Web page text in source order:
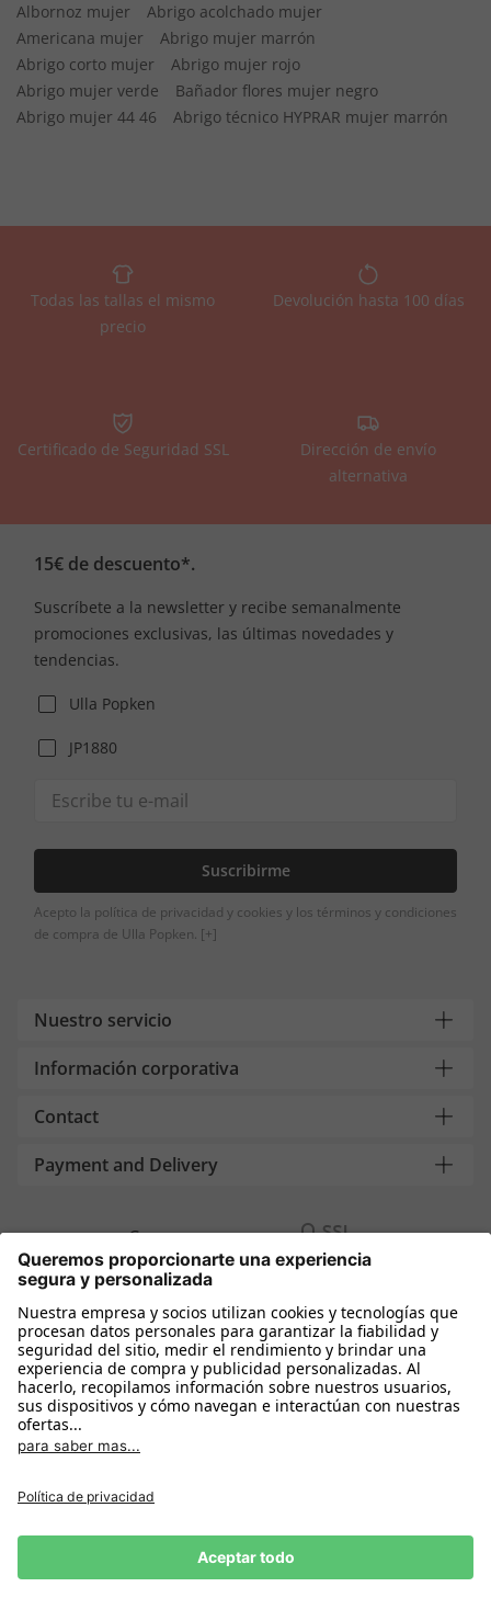
Albornoz mujer
Abrigo acolchado mujer
Americana mujer
Abrigo mujer marrón
Abrigo corto mujer
Abrigo mujer rojo
Abrigo mujer verde
Bañador flores mujer negro
Abrigo mujer 44 46
Abrigo técnico HYPRAR mujer marrón
Todas las tallas el mismo
precio
Devolución hasta 100 días
Certificado de Seguridad SSL
Dirección de envío
alternativa
15€ de descuento*.
Suscríbete a la newsletter y recibe semanalmente
promociones exclusivas, las últimas novedades y
tendencias.
Ulla Popken
JP1880
Suscribirme
Acepto la política de privacidad y cookies y los términos y condiciones
de compra de Ulla Popken. [+]
Nuestro servicio
Información corporativa
Contact
Payment and Delivery
Compra segura con
Más tiendas online
España
Condiciones Compra
Declarar el desistimiento
Aviso Legal
Configuración de cookies